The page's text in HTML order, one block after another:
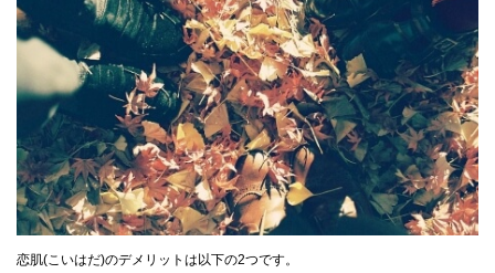
恋肌(こいはだ)のデメリットは以下の2つです。